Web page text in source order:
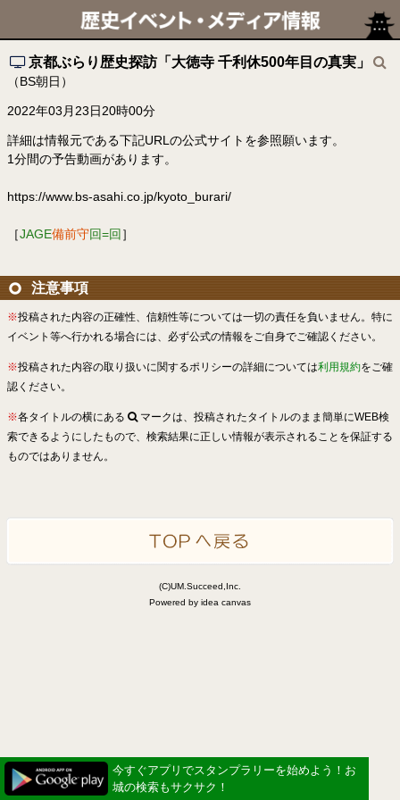
京都ぶらり歴史探訪「大徳寺 千利休500年目の真実」
（BS朝日）
2022年03月23日20時00分
詳細は情報元である下記URLの公式サイトを参照願います。
1分間の予告動画があります。
https://www.bs-asahi.co.jp/kyoto_burari/
［JAGE備前守回=回 ］
注意事項
※投稿された内容の正確性、信頼性等については一切の責任を負いません。特に
イベント等へ行かれる場合には、必ず公式の情報をご自身でご確認ください。
※投稿された内容の取り扱いに関するポリシーの詳細については利用規約をご確
認ください。
※各タイトルの横にある
マークは、投稿されたタイトルのまま簡単にWEB検
索できるようにしたもので、検索結果に正しい情報が表示されることを保証する
ものではありません。
(C)UM.Succeed,Inc.
Powered by idea canvas
今すぐアプリでスタンプラリーを始めよう！お
城の検索もサクサク！